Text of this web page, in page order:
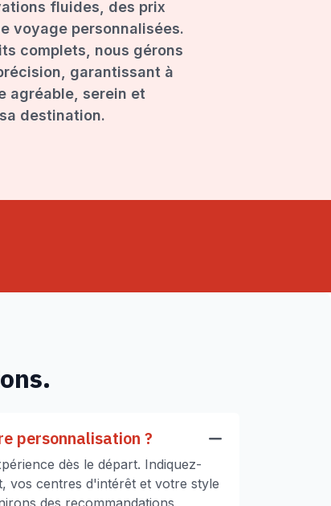
fluides, des prix
voyage personnalisées.
complets, nous gérons
garantissant à
agréable, serein et
destination.
personnalisation ?
dès le départ. Indiquez-
vos centres d'intérêt et votre style
des recommandations